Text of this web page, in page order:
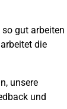
gut arbeiten
die
unsere
und